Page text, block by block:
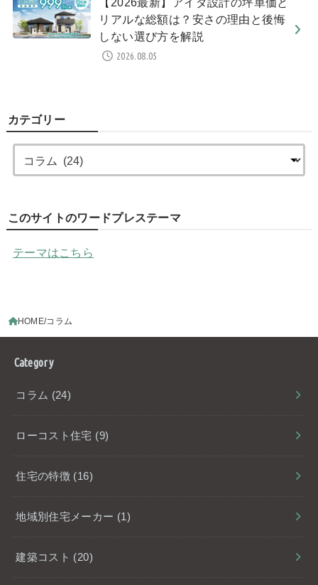
リアルな総額は？安さの理由と後悔
しない選び方を解説
2026.08.05
カテゴリー
このサイトのワードプレステーマ
テーマはこちら
HOME コラム
Category
コラム (24)
ローコスト住宅 (9)
住宅の特徴 (16)
地域別住宅メーカー (1)
建築コスト (20)